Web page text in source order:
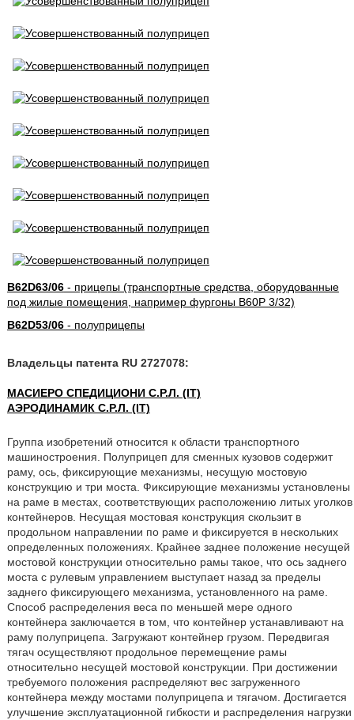
B62D63/06- прицепы (транспортные средства, оборудованные
под жилые помещения, например фургоны B60P 3/32)
B62D53/06- полуприцепы
Владельцы патента RU 2727078:
МАСИЕРО СПЕДИЦИОНИ С.Р.Л. (IT)
АЭРОДИНАМИК С.Р.Л. (IT)
Группа изобретений относится к области транспортного
машиностроения. Полуприцеп для сменных кузовов содержит
раму, ось, фиксирующие механизмы, несущую мостовую
конструкцию и три моста. Фиксирующие механизмы установлены
на раме в местах, соответствующих расположению литых уголков
контейнеров. Несущая мостовая конструкция скользит в
продольном направлении по раме и фиксируется в нескольких
определенных положениях. Крайнее заднее положение несущей
мостовой конструкции относительно рамы такое, что ось заднего
моста с рулевым управлением выступает назад за пределы
заднего фиксирующего механизма, установленного на раме.
Способ распределения веса по меньшей мере одного
контейнера заключается в том, что контейнер устанавливают на
раму полуприцепа. Загружают контейнер грузом. Передвигая
тягач осуществляют продольное перемещение рамы
относительно несущей мостовой конструкции. При достижении
требуемого положения распределяют вес загруженного
контейнера между мостами полуприцепа и тягачом. Достигается
улучшение эксплуатационной гибкости и распределения нагрузки